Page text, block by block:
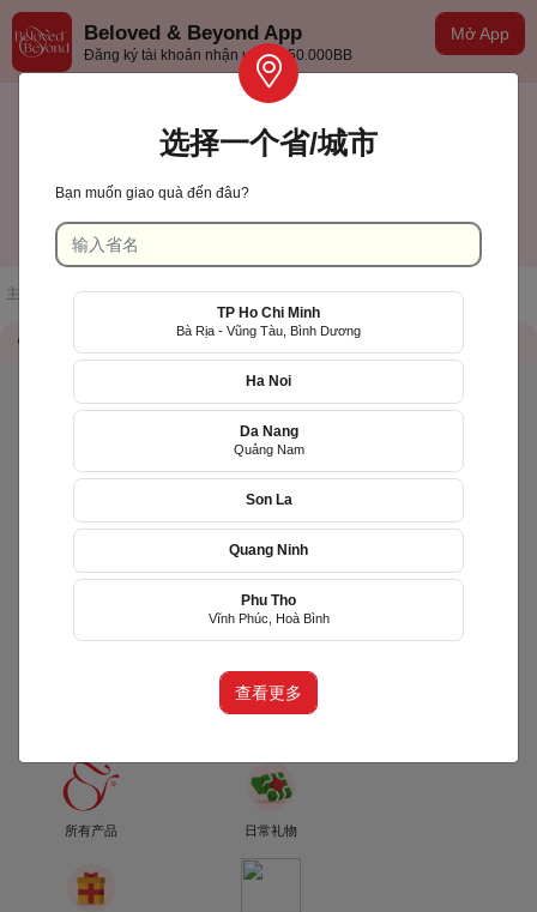
Mở App
Beloved & Beyond App
Đăng ký tài khoản nhận ưu đãi 50.000BB
TP Hồ Chí Minh
主页 店铺一览 / ThaoCo - Siêu Thị Quà Tặng
QR Code
ThaoCo - Siêu Thị Quà
phường Phú Thọ Hòa, TP Hồ Chí
所有产品 日常礼物
选择一个省/城市
Bạn muốn giao quà đến đâu?
TP Ho Chi Minh
Bà Rịa - Vũng Tàu, Bình Dương
Ha Noi
Da Nang
Quảng Nam
Son La
Quang Ninh
Phu Tho
Vĩnh Phúc, Hoà Bình
查看更多